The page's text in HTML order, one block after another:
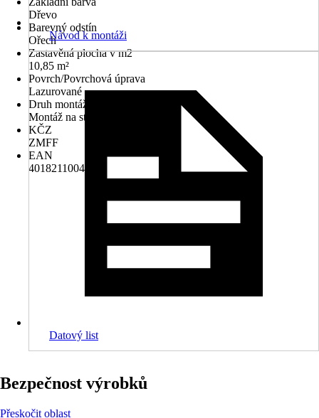
Dřevo
Barevný odstín
Ořech
Zastavěná plocha v m2
10,85 m²
Povrch/Povrchová úprava
Lazurované
Druh montáže
Montáž na stěnu
KČZ
ZMFF
EAN
4018211004447
Návod k montáži
Datový list
Bezpečnost výrobků
Přeskočit oblast